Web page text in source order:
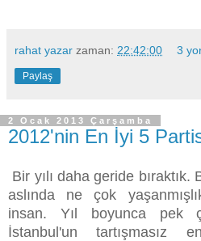
rahat yazar zaman: 22:42:00 3
Paylaş
2 Ocak 2013 Çarşamba
2012'nin En İyi 5
Bir yılı daha geride
aslında ne çok
insan. Yıl boyunca pek
İstanbul'un tartışmasız